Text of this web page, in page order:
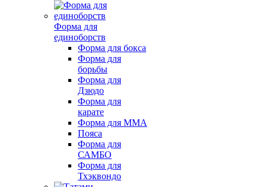
Форма для
единоборств
Форма для бокса
Форма для
борьбы
Форма для
Дзюдо
Форма для
карате
Форма для MMA
Пояса
Форма для
САМБО
Форма для
Тхэквондо